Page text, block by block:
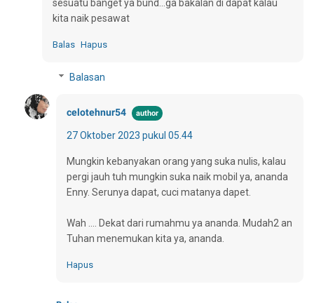
sesuatu banget ya bund...ga bakalan di dapat kalau
kita naik pesawat
Balas Hapus
Balasan
celotehnur54
27 Oktober 2023 pukul 05.44
Mungkin kebanyakan orang yang suka nulis, kalau
pergi jauh tuh mungkin suka naik mobil ya, ananda
Enny. Serunya dapat, cuci matanya dapet.
Wah .... Dekat dari rumahmu ya ananda. Mudah2 an
Tuhan menemukan kita ya, ananda.
Hapus